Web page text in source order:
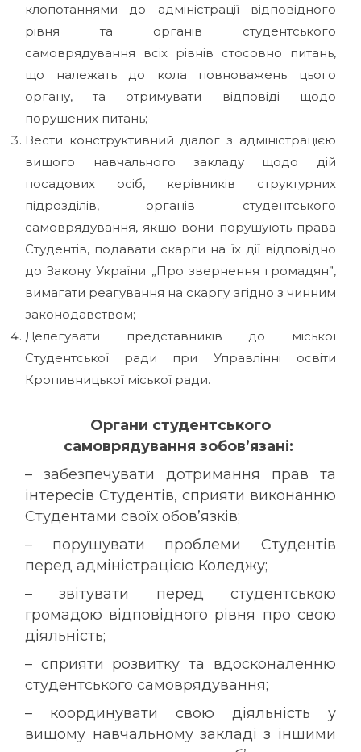
клопотаннями до адміністрації відповідного
рівня та органів студентського
самоврядування всіх рівнів стосовно питань,
що належать до кола повноважень цього
органу, та отримувати відповіді щодо
порушених питань;
Вести конструктивний діалог з адміністрацією
вищого навчального закладу щодо дій
посадових осіб, керівників структурних
підрозділів, органів студентського
самоврядування, якщо вони порушують права
Студентів, подавати скарги на їх дії відповідно
до Закону України „Про звернення громадян”,
вимагати реагування на скаргу згідно з чинним
законодавством;
Делегувати представників до міської
Студентської ради при Управлінні освіти
Кропивницької міської ради.
Органи студентського
самоврядування зобов’язані:
– забезпечувати дотримання прав та
інтересів Студентів, сприяти виконанню
Студентами своїх обов’язків;
– порушувати проблеми Студентів
перед адміністрацією Коледжу;
– звітувати перед студентською
громадою відповідного рівня про свою
діяльність;
– сприяти розвитку та вдосконаленню
студентського самоврядування;
– координувати свою діяльність у
вищому навчальному закладі з іншими